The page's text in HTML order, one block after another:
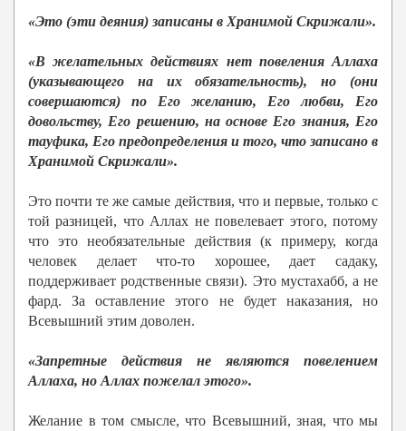
«Это (эти деяния) записаны в Хранимой Скрижали».
«В желательных действиях нет повеления Аллаха
(указывающего на их обязательность), но (они
совершаются) по Его желанию, Его любви, Его
довольству, Его решению, на основе Его знания, Его
тауфика, Его предопределения и того, что записано в
Хранимой Скрижали».
Это почти те же самые действия, что и первые, только с
той разницей, что Аллах не повелевает этого, потому
что это необязательные действия (к примеру, когда
человек делает что-то хорошее, дает садаку,
поддерживает родственные связи). Это мустахабб, а не
фард. За оставление этого не будет наказания, но
Всевышний этим доволен.
«Запретные действия не являются повелением
Аллаха, но Аллах пожелал этого».
Желание в том смысле, что Всевышний, зная, что мы